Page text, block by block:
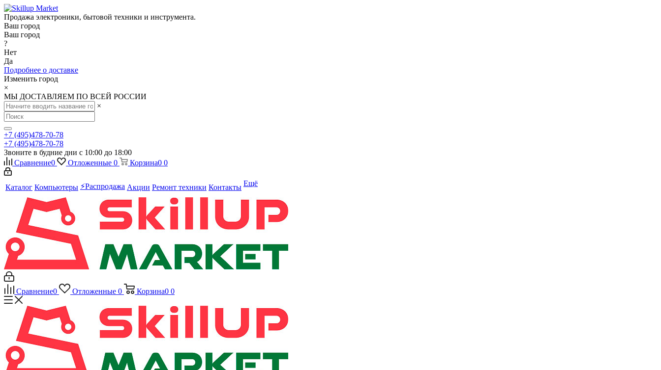
Продажа электроники, бытовой техники и инструмента.
Ваш город
Ваш город
?
Нет
Да
Подробнее о доставке
Изменить город
×
МЫ ДОСТАВЛЯЕМ ПО ВСЕЙ РОССИИ
×
+7 (495)478-70-78
+7 (495)478-70-78
Звоните в будние дни с 10:00 до 18:00
Сравнение0 Отложенные 0 Корзина0 0
Каталог Компьютеры ⚡️Распродажа Акции Ремонт техники Контакты Ещё
Сравнение0 Отложенные 0 Корзина0 0